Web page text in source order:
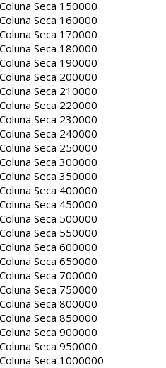
Seca 150000
Seca 160000
Seca 170000
Seca 180000
Seca 190000
Seca 200000
Seca 210000
Seca 220000
Seca 230000
Seca 240000
Seca 250000
Seca 300000
Seca 350000
Seca 400000
Seca 450000
Seca 500000
Seca 550000
Seca 600000
Seca 650000
Seca 700000
Seca 750000
Seca 800000
Seca 850000
Seca 900000
Seca 950000
Seca 1000000